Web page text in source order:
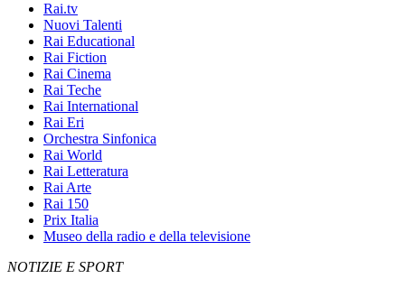
Rai.tv
Nuovi Talenti
Rai Educational
Rai Fiction
Rai Cinema
Rai Teche
Rai International
Rai Eri
Orchestra Sinfonica
Rai World
Rai Letteratura
Rai Arte
Rai 150
Prix Italia
Museo della radio e della televisione
NOTIZIE E SPORT